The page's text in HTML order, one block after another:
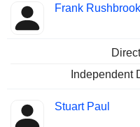
Frank Rushbrook
Independent
Stuart Paul